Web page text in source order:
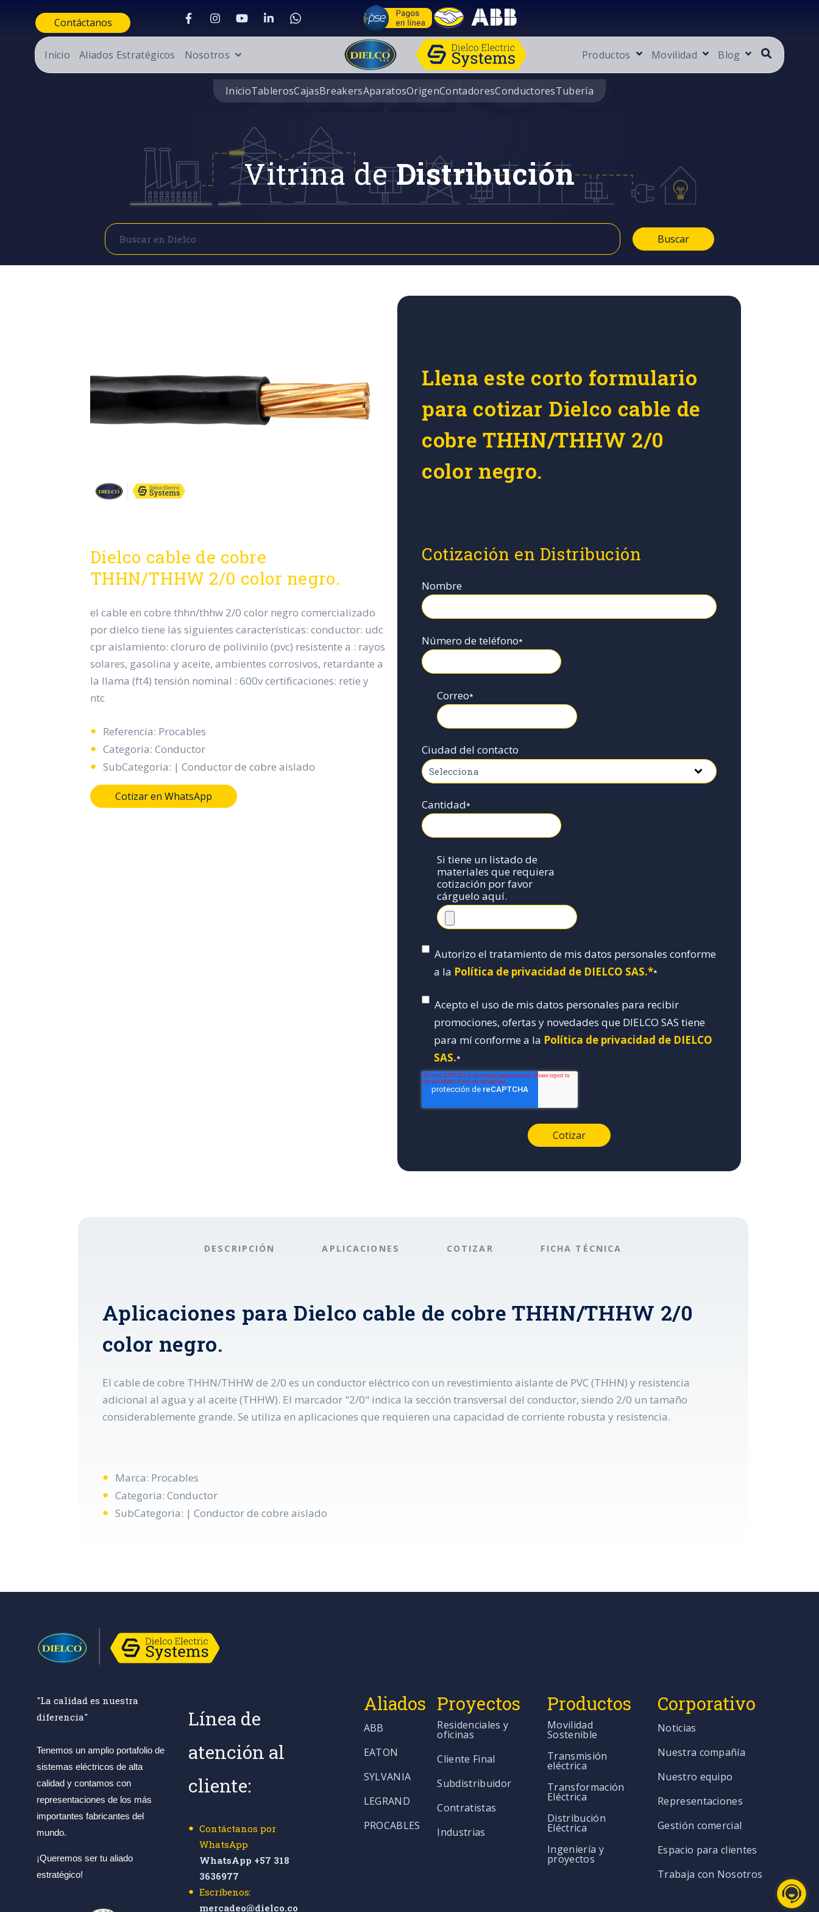
Contáctanos
Inicio Aliados Estratégicos Nosotros Productos Movilidad Blog
InicioTablerosCajasBreakersAparatosOrigenContadoresConductoresTubería
Vitrina deDistribución
Buscar
Buscar
Dielco cable de cobre
THHN/THHW 2/0 color negro.
el cable en cobre thhn/thhw 2/0 color negro comercializado
por dielco tiene las siguientes características: conductor: udc
cpr aislamiento: cloruro de polivinilo (pvc) resistente a : rayos
solares, gasolina y aceite, ambientes corrosivos, retardante a
la llama (ft4) tensión nominal : 600v certificaciones: retie y
ntc
Referencia: Procables
Categoria: Conductor
SubCategoria: | Conductor de cobre aislado
Cotizar en WhatsApp
Llena este corto formulario
para cotizar Dielco cable de
cobre THHN/THHW 2/0
color negro.
Cotización en Distribución
Nombre
Número de teléfono*
Correo*
Ciudad del contacto
Cantidad*
Si tiene un listado de
materiales que requiera
cotización por favor
cárguelo aquí.
Autorizo el tratamiento de mis datos personales conforme
a la Política de privacidad de DIELCO SAS.**
Acepto el uso de mis datos personales para recibir
promociones, ofertas y novedades que DIELCO SAS tiene
para mí conforme a la Política de privacidad de DIELCO
SAS.*
DESCRIPCIÓN APLICACIONES COTIZAR FICHA TÉCNICA
Aplicaciones para Dielco cable de cobre THHN/THHW 2/0
color negro.
El cable de cobre THHN/THHW de 2/0 es un conductor eléctrico con un revestimiento aislante de PVC (THHN) y resistencia
adicional al agua y al aceite (THHW). El marcador "2/0" indica la sección transversal del conductor, siendo 2/0 un tamaño
considerablemente grande. Se utiliza en aplicaciones que requieren una capacidad de corriente robusta y resistencia.
Marca: Procables
Categoria: Conductor
SubCategoria: | Conductor de cobre aislado
"La calidad es nuestra
diferencia"
Tenemos un amplio portafolio de
sistemas eléctricos de alta
calidad y contamos con
representaciones de los más
importantes fabricantes del
mundo.
¡Queremos ser tu aliado
estratégico!
Línea de
atención al
cliente:
Contáctanos por
WhatsApp
WhatsApp +57 318
3636977
Escríbenos:
mercadeo@dielco.co
Aliados
ABB
EATON
SYLVANIA
LEGRAND
PROCABLES
Proyectos
Residenciales y
oficinas
Cliente Final
Subdistribuidor
Contratistas
Industrias
Productos
Movilidad
Sostenible
Transmisión
eléctrica
Transformación
Eléctrica
Distribución
Eléctrica
Ingeniería y
proyectos
Corporativo
Noticias
Nuestra compañía
Nuestro equipo
Representaciones
Gestión comercial
Espacio para clientes
Trabaja con Nosotros